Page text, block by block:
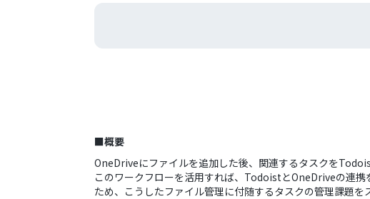
■概要
OneDriveにファイルを追加した後、関連するタスクを
このワークフローを活用すれば、TodoistとOneDriveの連
ため、こうしたファイル管理に付随するタスクの管理課題を